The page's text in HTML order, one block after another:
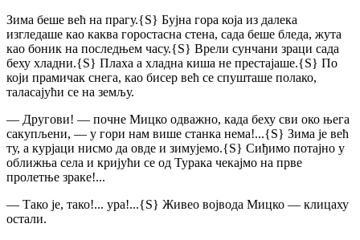
Зима беше већ на прагу.{S} Бујна гора која из далека
изгледаше као каква горостасна стена, сада беше бледа, жута
као боник на последњем часу.{S} Врели сунчани зраци сада
беху хладни.{S} Плаха а хладна киша не престајаше.{S} По
који прамичак снега, као бисер већ се спушташе полако,
таласајући се на земљу.
— Другови! — почне Мицко одважно, када беху сви око њега
сакупљени, — у гори нам више станка нема!...{S} Зима је већ
ту, а курјаци нисмо да овде и зимујемо.{S} Сиђимо потајно у
оближња села и кријући се од Турака чекајмо на прве
пролетње зраке!...
— Тако је, тако!... ура!...{S} Живео војвода Мицко — клицаху
остали.